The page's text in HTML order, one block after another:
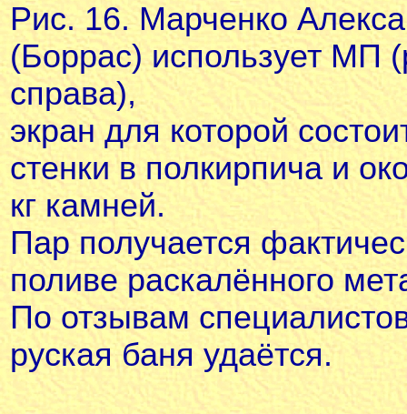
Рис. 16. Марченко
(Боррас) использует МП
справа),
экран для которой
стенки в полкирпича и
кг камней.
Пар получается
поливе раскалённого
По отзывам
руская баня удаётся.